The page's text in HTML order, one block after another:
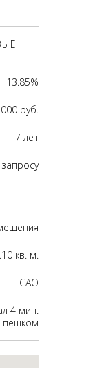
13.85%
руб.
7 лет
кв. м.
CАО
4 мин.
пешком